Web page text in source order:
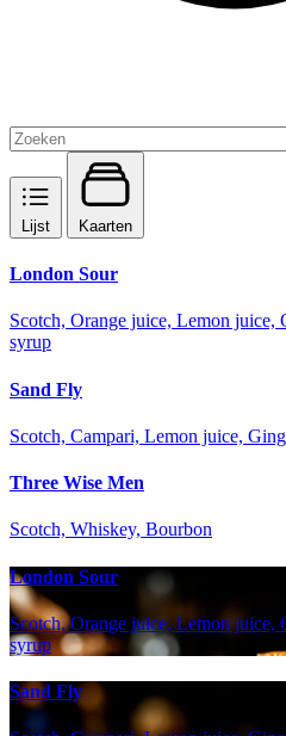
Lijst Kaarten
London Sour
Scotch, Orange juice, Lemon juice,
syrup
Sand Fly
Scotch, Campari, Lemon juice,
Three Wise Men
Scotch, Whiskey, Bourbon
London Sour
Scotch, Orange juice, Lemon juice,
syrup
Sand Fly